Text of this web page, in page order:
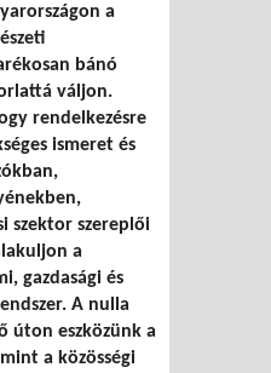
a
bánó
váljon.
rendelkezésre
ismeret és
szektor szereplői
a
gazdasági és
A nulla
úton eszközünk a
a közösségi